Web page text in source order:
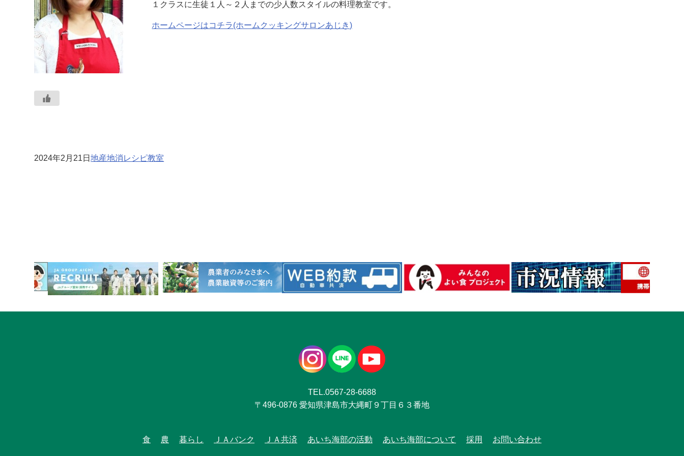
１クラスに生徒１人～２人までの少人数スタイルの料理教室です。
ホームページはコチラ(ホームクッキングサロンあじき)
2024年2月21日地産地消レシピ教室
1
TEL.0567-28-6688
〒496-0876 愛知県津島市大縄町９丁目６３番地
食 農 暮らし ＪＡバンク ＪＡ共済 あいち海部の活動 あいち海部について 採用 お問い合わせ